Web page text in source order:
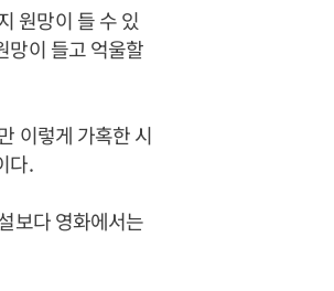
원망이 들 수 있
망이 들고 억울할
이렇게 가혹한 시
다.
보다 영화에서는